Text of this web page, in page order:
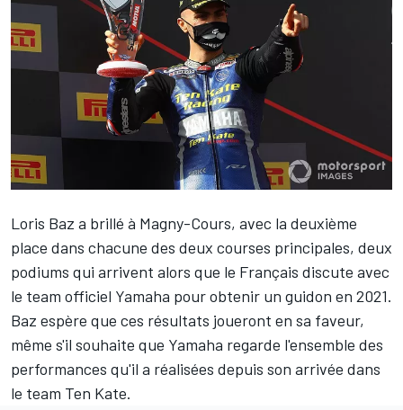
Loris Baz a brillé à Magny-Cours, avec la deuxième
place dans chacune des deux courses principales, deux
podiums qui arrivent alors que le Français discute avec
le team officiel Yamaha pour obtenir un guidon en 2021.
Baz espère que ces résultats joueront en sa faveur,
même s'il souhaite que Yamaha regarde l'ensemble des
performances qu'il a réalisées depuis son arrivée dans
le team Ten Kate.